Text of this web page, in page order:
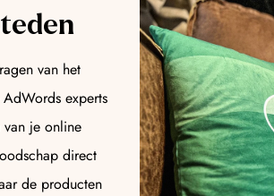
van het
experts
van je online
direct
de producten